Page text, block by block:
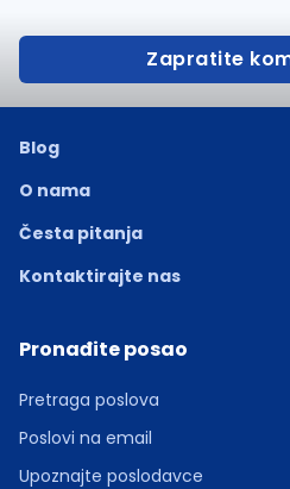
Zapratite
Blog
O nama
Česta pitanja
Kontaktirajte nas
Pronađite posao
Pretraga poslova
Poslovi na email
Upoznajte poslodavce